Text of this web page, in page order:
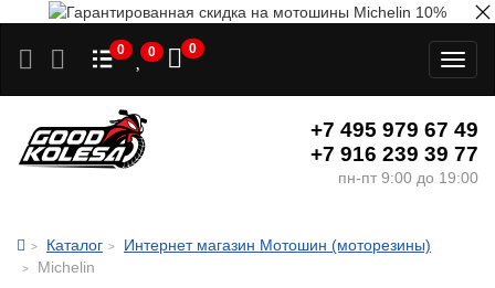
0 0 0
+7 495 979 67 49
+7 916 239 39 77
пн-пт 9:00 до 19:00
Каталог
Интернет магазин Мотошин (моторезины)
Michelin